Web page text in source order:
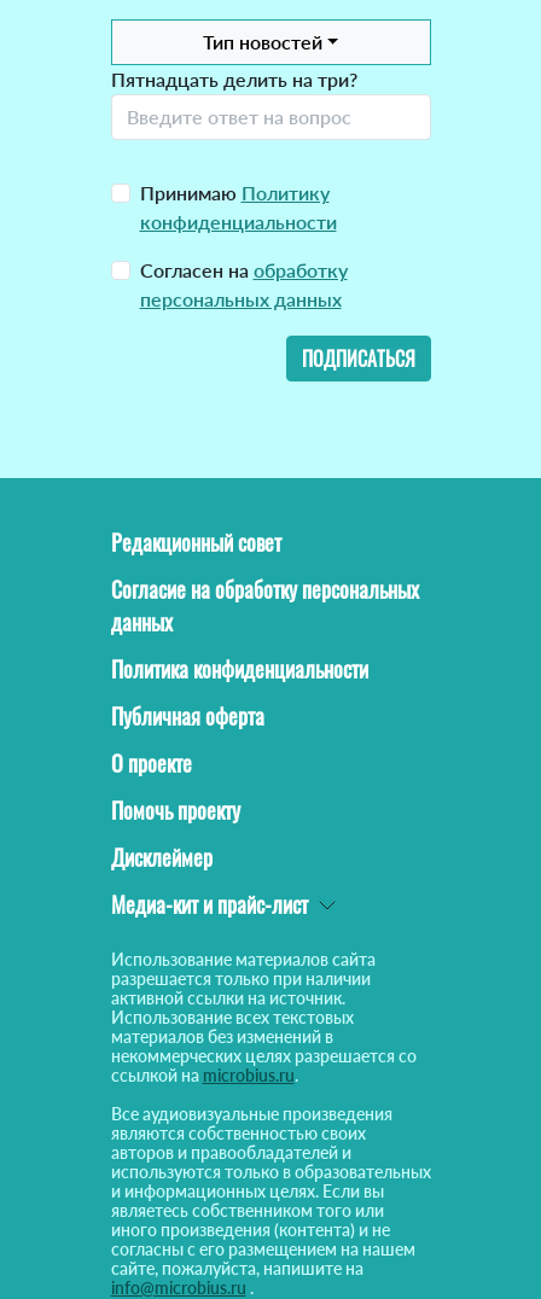
Тип новостей
Пятнадцать делить на три?
Принимаю Политику
конфиденциальности
Согласен на обработку
персональных данных
ПОДПИСАТЬСЯ
Редакционный совет
Согласие на обработку персональных
данных
Политика конфиденциальности
Публичная оферта
О проекте
Помочь проекту
Дисклеймер
Медиа-кит и прайс-лист
Использование материалов сайта
разрешается только при наличии
активной ссылки на источник.
Использование всех текстовых
материалов без изменений в
некоммерческих целях разрешается со
ссылкой на microbius.ru.
Все аудиовизуальные произведения
являются собственностью своих
авторов и правообладателей и
используются только в образовательных
и информационных целях. Если вы
являетесь собственником того или
иного произведения (контента) и не
согласны с его размещением на нашем
сайте, пожалуйста, напишите на
info@microbius.ru .